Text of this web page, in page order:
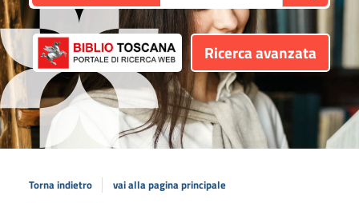
Ricerca avanzata
Torna indietro vai alla pagina principale